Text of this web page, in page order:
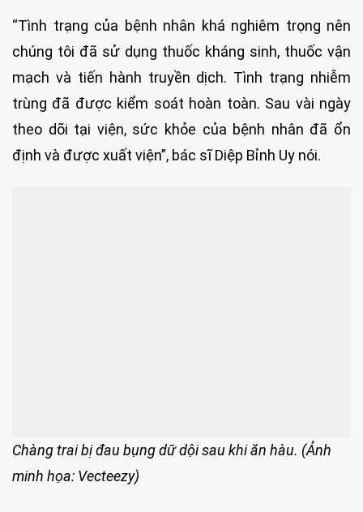
“Tình trạng của bệnh nhân khá nghiêm trọng nên
chúng tôi đã sử dụng thuốc kháng sinh, thuốc vận
mạch và tiến hành truyền dịch. Tình trạng nhiễm
trùng đã được kiểm soát hoàn toàn. Sau vài ngày
theo dõi tại viện, sức khỏe của bệnh nhân đã ổn
định và được xuất viện”, bác sĩ Diệp Bỉnh Uy nói.
Chàng trai bị đau bụng dữ dội sau khi ăn hàu. (Ảnh
minh họa: Vecteezy)